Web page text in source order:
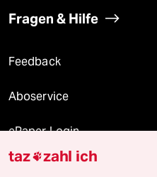
Fragen & Hilfe
Feedback
Aboservice
ePaper Login
Downloads für Abonnierende
taz zahl ich